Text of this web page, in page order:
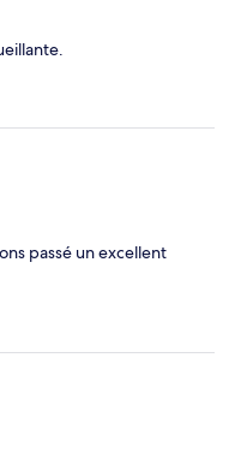
passé un excellent